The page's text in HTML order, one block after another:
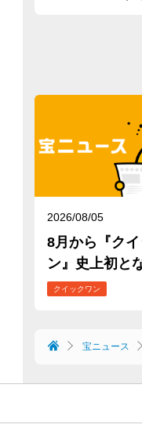
2026/08/05
8月から『クイ
ン』史上初と
クイックワン
宝ニュース